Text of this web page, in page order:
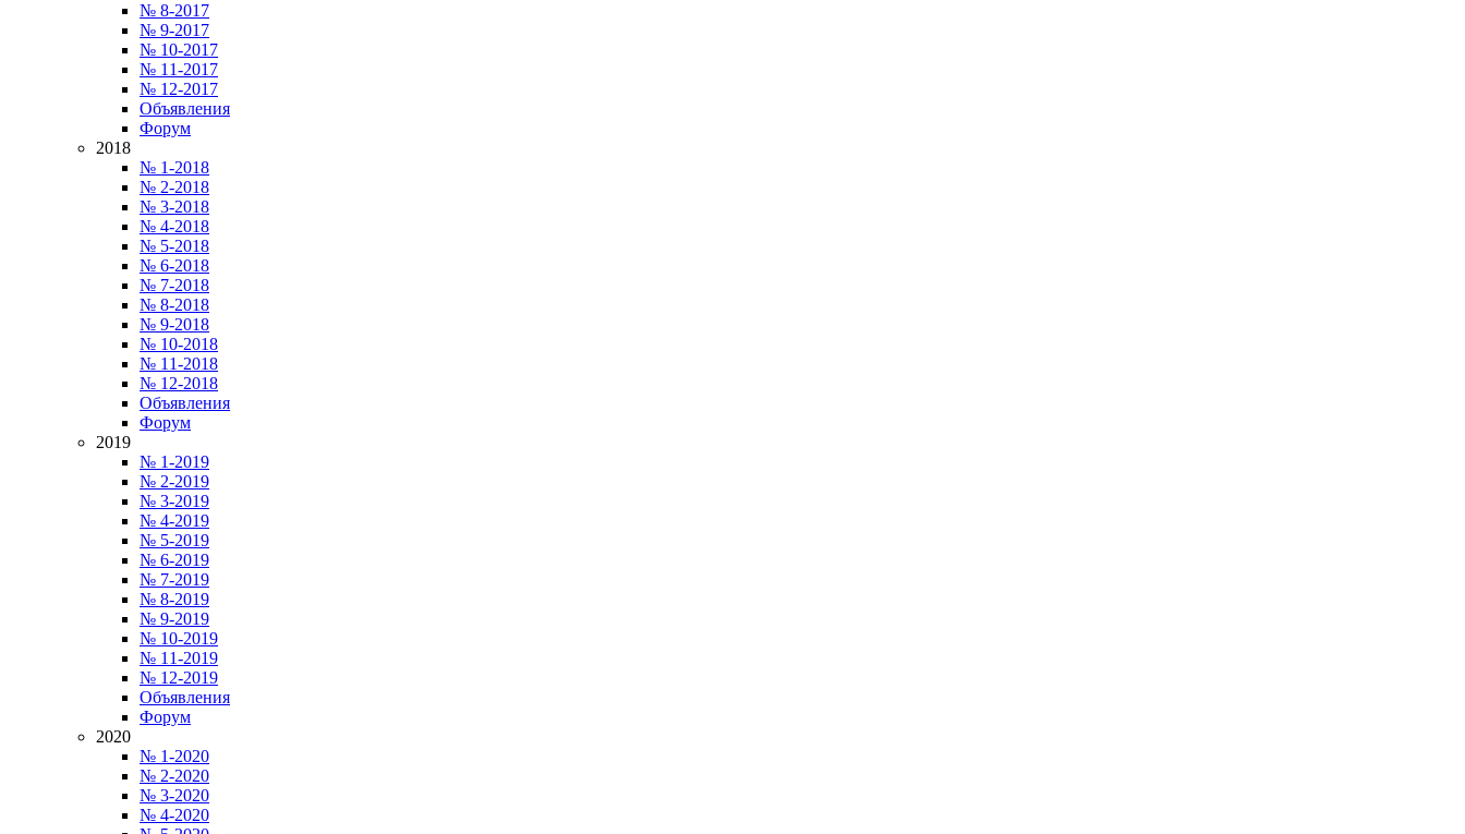
№ 8-2017
№ 9-2017
№ 10-2017
№ 11-2017
№ 12-2017
Объявления
Форум
2018
№ 1-2018
№ 2-2018
№ 3-2018
№ 4-2018
№ 5-2018
№ 6-2018
№ 7-2018
№ 8-2018
№ 9-2018
№ 10-2018
№ 11-2018
№ 12-2018
Объявления
Форум
2019
№ 1-2019
№ 2-2019
№ 3-2019
№ 4-2019
№ 5-2019
№ 6-2019
№ 7-2019
№ 8-2019
№ 9-2019
№ 10-2019
№ 11-2019
№ 12-2019
Объявления
Форум
2020
№ 1-2020
№ 2-2020
№ 3-2020
№ 4-2020